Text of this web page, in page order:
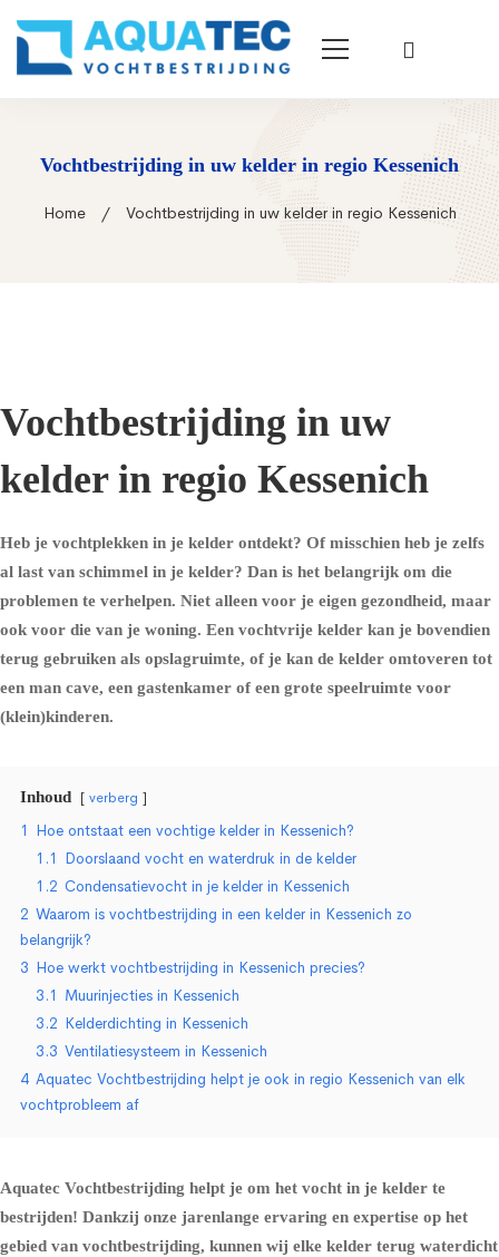
Vochtbestrijding in uw kelder in regio Kessenich
Home Vochtbestrijding in uw kelder in regio Kessenich
Vochtbestrijding in uw
kelder in regio Kessenich
Heb je vochtplekken in je kelder ontdekt? Of misschien heb je zelfs
al last van schimmel in je kelder? Dan is het belangrijk om die
problemen te verhelpen. Niet alleen voor je eigen gezondheid, maar
ook voor die van je woning. Een vochtvrije kelder kan je bovendien
terug gebruiken als opslagruimte, of je kan de kelder omtoveren tot
een man cave, een gastenkamer of een grote speelruimte voor
(klein)kinderen.
Inhoud verberg
1 Hoe ontstaat een vochtige kelder in Kessenich?
1.1 Doorslaand vocht en waterdruk in de kelder
1.2 Condensatievocht in je kelder in Kessenich
2 Waarom is vochtbestrijding in een kelder in Kessenich zo
belangrijk?
3 Hoe werkt vochtbestrijding in Kessenich precies?
3.1 Muurinjecties in Kessenich
3.2 Kelderdichting in Kessenich
3.3 Ventilatiesysteem in Kessenich
4 Aquatec Vochtbestrijding helpt je ook in regio Kessenich van elk
vochtprobleem af
Aquatec Vochtbestrijding helpt je om het vocht in je kelder te
bestrijden! Dankzij onze jarenlange ervaring en expertise op het
gebied van vochtbestrijding, kunnen wij elke kelder terug waterdicht